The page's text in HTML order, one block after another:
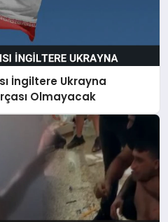
İngiltere Ukrayna
Olmayacak